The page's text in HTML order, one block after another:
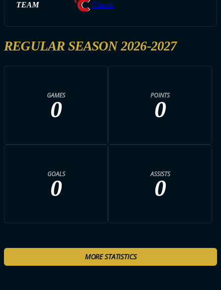
TEAM Classic
REGULAR SEASON 2026-2027
GAMES
0
POINTS
0
GOALS
0
ASSISTS
0
MORE STATISTICS